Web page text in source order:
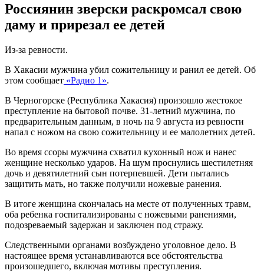
Россиянин зверски раскромсал свою
даму и прирезал ее детей
Из-за ревности.
В Хакасии мужчина убил сожительницу и ранил ее детей. Об
этом сообщает «Радио 1».
В Черногорске (Республика Хакасия) произошло жестокое
преступление на бытовой почве. 31-летний мужчина, по
предварительным данным, в ночь на 9 августа из ревности
напал с ножом на свою сожительницу и ее малолетних детей.
Во время ссоры мужчина схватил кухонный нож и нанес
женщине несколько ударов. На шум проснулись шестилетняя
дочь и девятилетний сын потерпевшей. Дети пытались
защитить мать, но также получили ножевые ранения.
В итоге женщина скончалась на месте от полученных травм,
оба ребенка госпитализированы с ножевыми ранениями,
подозреваемый задержан и заключен под стражу.
Следственными органами возбуждено уголовное дело. В
настоящее время устанавливаются все обстоятельства
произошедшего, включая мотивы преступления.